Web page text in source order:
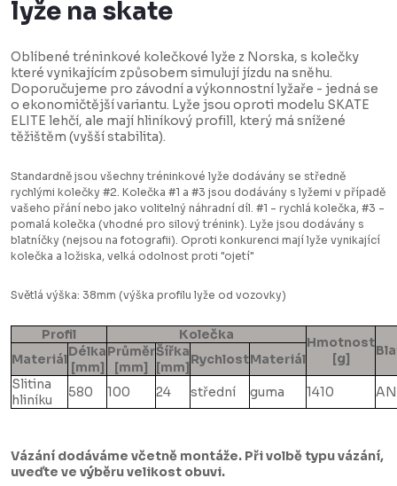
lyže na skate
Oblíbené tréninkové kolečkové lyže z Norska, s kolečky
které vynikajícím způsobem simulují jízdu na sněhu.
Doporučujeme pro závodní a výkonnostní lyžaře - jedná se
o ekonomičtější variantu. Lyže jsou oproti modelu SKATE
ELITE lehčí, ale mají hliníkový profill, který má snížené
těžištěm (vyšší stabilita).
Standardně jsou všechny tréninkové lyže dodávány se středně
rychlými kolečky #2. Kolečka #1 a #3 jsou dodávány s lyžemi v případě
vašeho přání nebo jako volitelný náhradní díl. #1 - rychlá kolečka, #3 -
pomalá kolečka (vhodné pro silový trénink). Lyže jsou dodávány s
blatníčky (nejsou na fotografii). Oproti konkurenci mají lyže vynikající
kolečka a ložiska, velká odolnost proti "ojetí"
Světlá výška: 38mm (výška profilu lyže od vozovky)
Profil Kolečka
Hmotnost
[g]
MateriálDélka
[mm]
Průměr
[mm]
Šířka
[mm]RychlostMateriál
Slitina
hliníku
580 100 24 střední guma 1410
Vázání dodáváme včetně montáže. Při volbě typu vázání,
uveďte ve výběru velikost obuvi.